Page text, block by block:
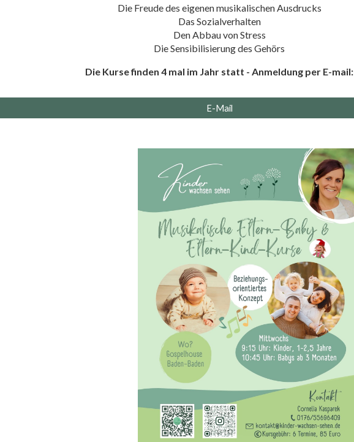
Die Freude des eigenen musikalischen Ausdrucks
Das Sozialverhalten
Den Abbau von Stress
Die Sensibilisierung des Gehörs
Die Kurse finden4 mal im Jahr statt - Anmeldung per E-mail:
E-Mail